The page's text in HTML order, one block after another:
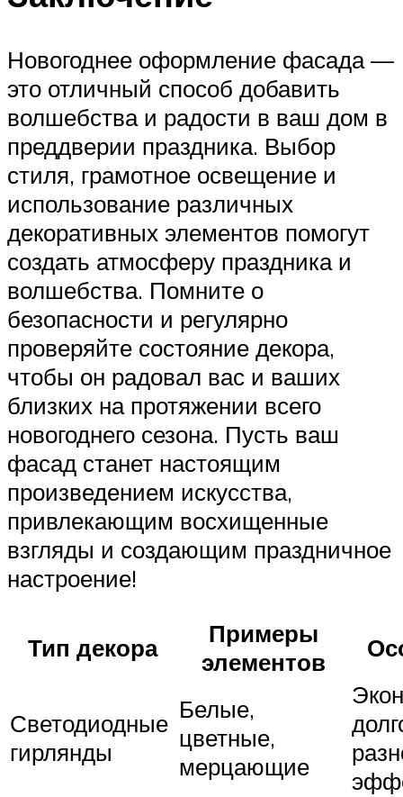
Новогоднее оформление фасада —
это отличный способ добавить
волшебства и радости в ваш дом в
преддверии праздника. Выбор
стиля, грамотное освещение и
использование различных
декоративных элементов помогут
создать атмосферу праздника и
волшебства. Помните о
безопасности и регулярно
проверяйте состояние декора,
чтобы он радовал вас и ваших
близких на протяжении всего
новогоднего сезона. Пусть ваш
фасад станет настоящим
произведением искусства,
привлекающим восхищенные
взгляды и создающим праздничное
настроение!
Тип декора
Примеры
элементов
Светодиодные
гирлянды
Белые,
цветные,
мерцающие